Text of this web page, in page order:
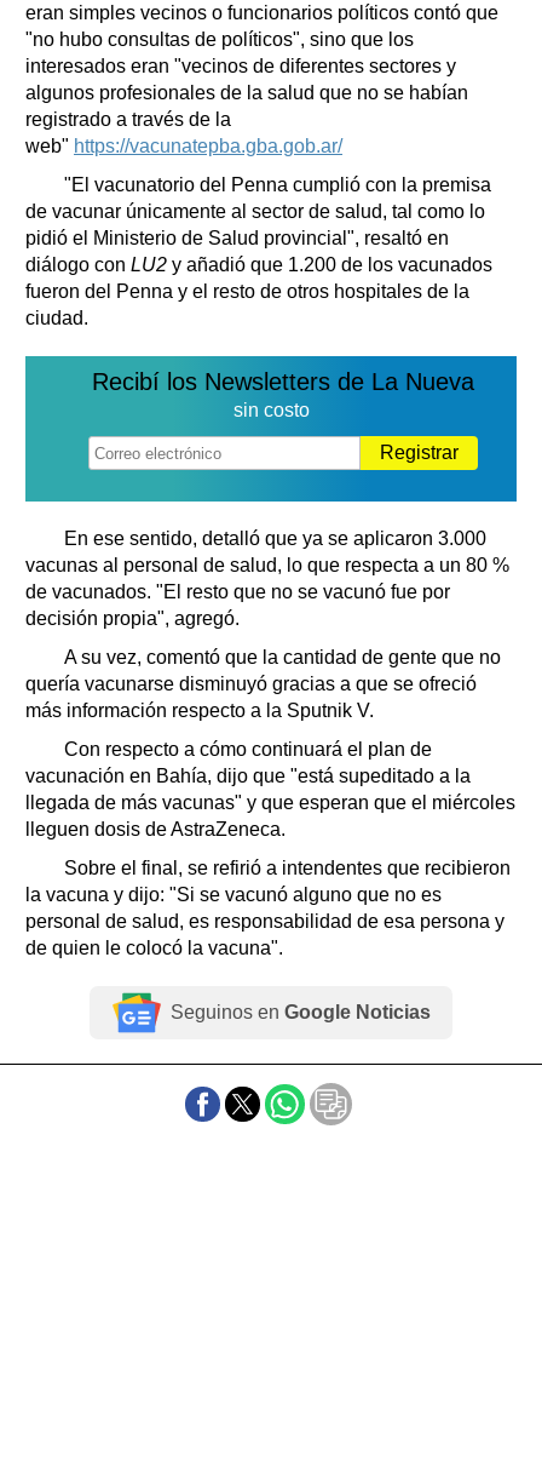
Loterías
Datos Útiles
Fúnebres
Teléfonos de urgencia
eran simples vecinos o funcionarios políticos contó que
"no hubo consultas de políticos", sino que los
interesados eran "vecinos de diferentes sectores y
algunos profesionales de la salud que no se habían
registrado a través de la
web" https://vacunatepba.gba.gob.ar/
"El vacunatorio del Penna cumplió con la premisa
de vacunar únicamente al sector de salud, tal como lo
pidió el Ministerio de Salud provincial", resaltó en
diálogo con LU2 y añadió que 1.200 de los vacunados
fueron del Penna y el resto de otros hospitales de la
ciudad.
Recibí los Newsletters de La Nueva
sin costo
Registrar
En ese sentido, detalló que ya se aplicaron 3.000
vacunas al personal de salud, lo que respecta a un 80 %
de vacunados. "El resto que no se vacunó fue por
decisión propia", agregó.
A su vez, comentó que la cantidad de gente que no
quería vacunarse disminuyó gracias a que se ofreció
más información respecto a la Sputnik V.
Con respecto a cómo continuará el plan de
vacunación en Bahía, dijo que "está supeditado a la
llegada de más vacunas" y que esperan que el miércoles
lleguen dosis de AstraZeneca.
Sobre el final, se refirió a intendentes que recibieron
la vacuna y dijo: "Si se vacunó alguno que no es
personal de salud, es responsabilidad de esa persona y
de quien le colocó la vacuna".
Seguinos en Google Noticias